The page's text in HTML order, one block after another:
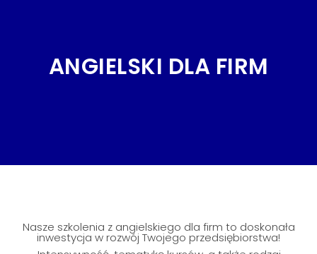
ANGIELSKI DLA FIRM
Nasze szkolenia z angielskiego dla firm to doskonała
inwestycja w rozwój Twojego przedsiębiorstwa!